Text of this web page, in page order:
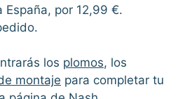
por 12,99 €.
los plomos, los
montaje para completar tu